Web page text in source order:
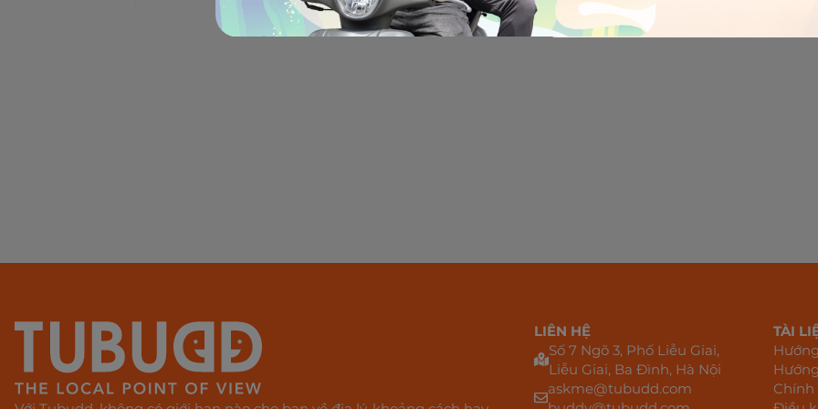
LIÊN HỆ
Số 7 Ngõ 3, Phố Liễu Giai,
Liễu Giai, Ba Đình, Hà Nội
askme@tubudd.com
TÀI
Chính